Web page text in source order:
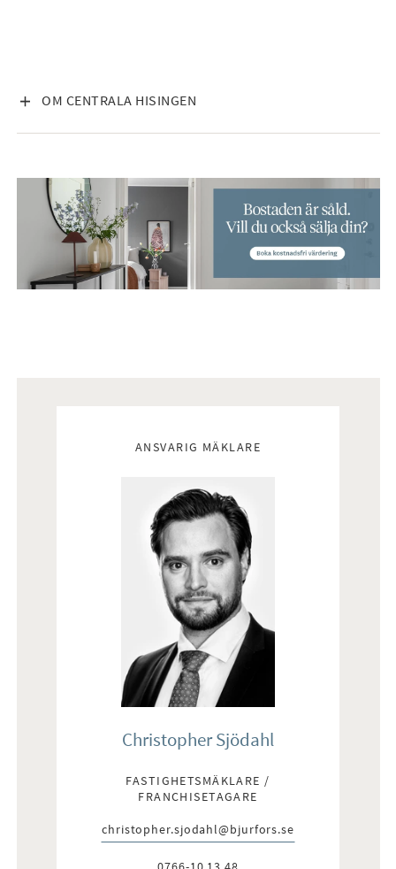
OM CENTRALA HISINGEN
VISA INNEHÅLL
ANSVARIG MÄKLARE
Christopher Sjödahl
FASTIGHETSMÄKLARE /
FRANCHISETAGARE
E-post:
christopher.sjodahl@bjurfors.se